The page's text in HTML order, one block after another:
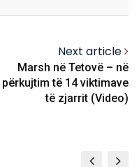
Next article
Marsh në Tetovë – në
përkujtim të 14 viktimave
të zjarrit (Video)